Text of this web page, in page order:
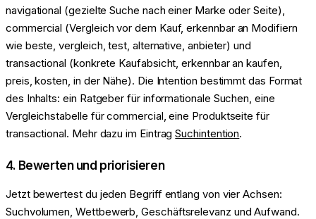
navigational (gezielte Suche nach einer Marke oder Seite),
commercial (Vergleich vor dem Kauf, erkennbar an Modifiern
wie beste, vergleich, test, alternative, anbieter) und
transactional (konkrete Kaufabsicht, erkennbar an kaufen,
preis, kosten, in der Nähe). Die Intention bestimmt das Format
des Inhalts: ein Ratgeber für informationale Suchen, eine
Vergleichstabelle für commercial, eine Produktseite für
transactional. Mehr dazu im EintragSuchintention.
4. Bewerten und priorisieren
Jetzt bewertest du jeden Begriff entlang von vier Achsen:
Suchvolumen, Wettbewerb, Geschäftsrelevanz und Aufwand.